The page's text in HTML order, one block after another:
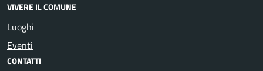
VIVERE IL COMUNE
Luoghi
Eventi
CONTATTI